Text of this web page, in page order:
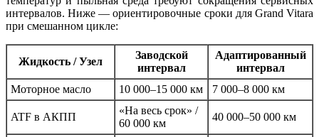
интервалов. Ниже — ориентировочные сроки для Grand Vitara
при смешанном цикле:
Жидкость / Узел
Заводской
интервал
Адаптированный
интервал
Моторное масло
10 000–15 000 км 7 000–8 000 км
ATF в АКПП
«На весь срок» /
60 000 км
40 000–50 000 км